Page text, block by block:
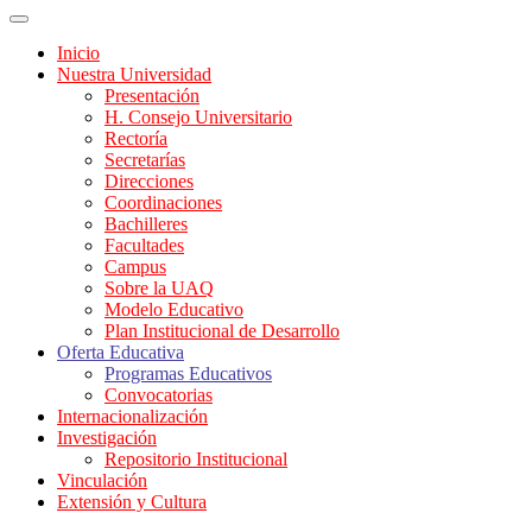
Inicio
Nuestra Universidad
Presentación
H. Consejo Universitario
Rectoría
Secretarías
Direcciones
Coordinaciones
Bachilleres
Facultades
Campus
Sobre la UAQ
Modelo Educativo
Plan Institucional de Desarrollo
Oferta Educativa
Programas Educativos
Convocatorias
Internacionalización
Investigación
Repositorio Institucional
Vinculación
Extensión y Cultura